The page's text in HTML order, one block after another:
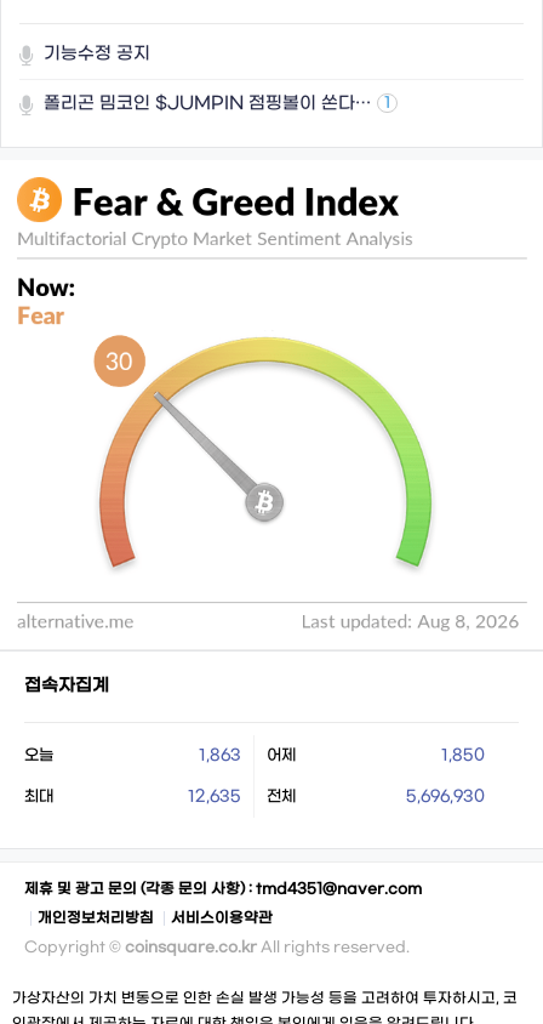
기능수정 공지
폴리곤 밈코인 $JUMPIN 점핑볼이 쏜다… 1
접속자집계
오늘 1,863 어제 1,850
최대 12,635 전체 5,696,930
제휴 및 광고 문의 (각종 문의 사항) : tmd4351@naver.com
개인정보처리방침
서비스이용약관
Copyright © coinsquare.co.kr All rights reserved.
가상자산의 가치 변동으로 인한 손실 발생 가능성 등을 고려하여 투자하시고, 코